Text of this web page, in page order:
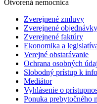
Otvorená nemocnica
Zverejnené zmluvy
Zverejnené objednávky
Zverejnené faktúry
Ekonomika a
Verejné obstarávanie
Ochrana osobných
Slobodný prístup k
Mediátor
Vyhlásenie o
Ponuka prebytočného